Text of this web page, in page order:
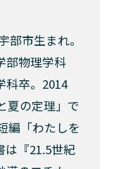
部市生まれ。
部物理学科
科卒。2014
夏の定理」で
編「わたしを
は『21.5世紀